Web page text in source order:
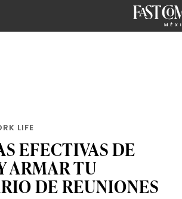
LIFE
EFECTIVAS DE
ARMAR TU
DE REUNIONES